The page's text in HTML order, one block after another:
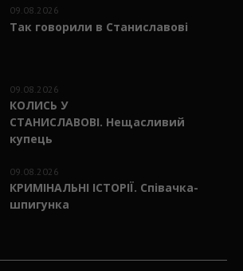
09.08.2026
Так говорили в Станиславові
09.08.2026
КОЛИСЬ У
СТАНИСЛАВОВІ. Нещасливий
купець
09.08.2026
КРИМІНАЛЬНІ ІСТОРІЇ. Співачка-
шпигунка